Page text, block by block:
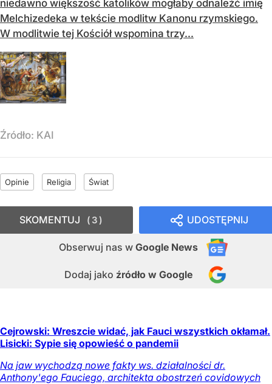
niedawno większość katolików mogłaby odnaleźć imię
Melchizedeka w tekście modlitw Kanonu rzymskiego.
W modlitwie tej Kościół wspomina trzy...
Źródło: KAI
Opinie Religia Świat
UDOSTĘPNIJ
Obserwuj nas w Google News
Dodaj jako źródło w Google
SKOMENTUJ 3
Cejrowski: Wreszcie widać, jak Fauci wszystkich okłamał.
Lisicki: Sypie się opowieść o pandemii
Na jaw wychodzą nowe fakty ws. działalności dr.
Anthony'ego Fauciego, architekta obostrzeń covidowych